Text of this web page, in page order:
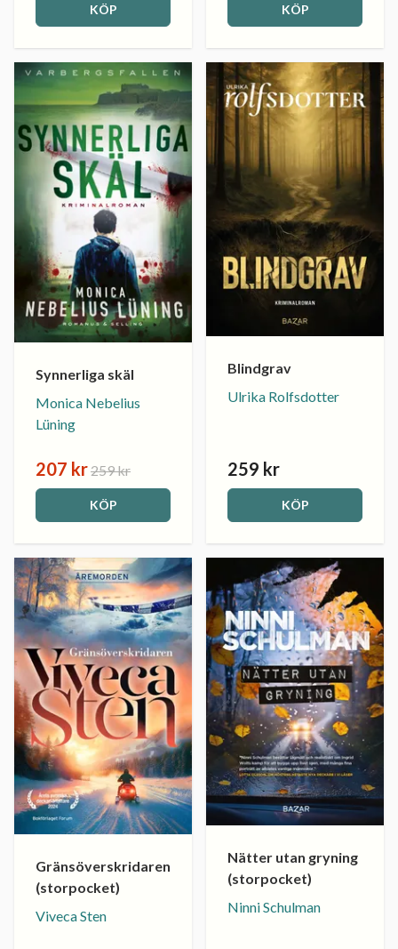
KÖP KÖP
Synnerliga skäl
Monica Nebelius
Lüning
207 kr259 kr
KÖP
Blindgrav
Ulrika Rolfsdotter
259 kr
KÖP
Gränsöverskridaren
(storpocket)
Viveca Sten
Nätter utan gryning
(storpocket)
Ninni Schulman